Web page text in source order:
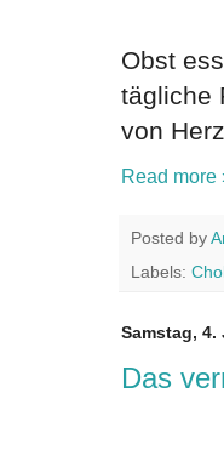
Obst
tägliche
von
Read more
Posted by
Labels:
Samstag, 4.
Das